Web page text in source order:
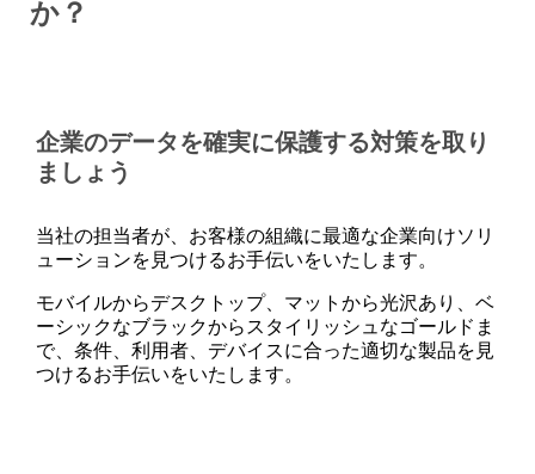
か？
企業のデータを確実に保護する対策を取り
ましょう
当社の担当者が、お客様の組織に最適な企業向けソリ
ューションを見つけるお手伝いをいたします。
モバイルからデスクトップ、マットから光沢あり、ベ
ーシックなブラックからスタイリッシュなゴールドま
で、条件、利用者、デバイスに合った適切な製品を見
つけるお手伝いをいたします。